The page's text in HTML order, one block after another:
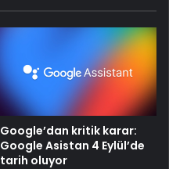
Google’dan kritik karar:
Google Asistan 4 Eylül’de
tarih oluyor